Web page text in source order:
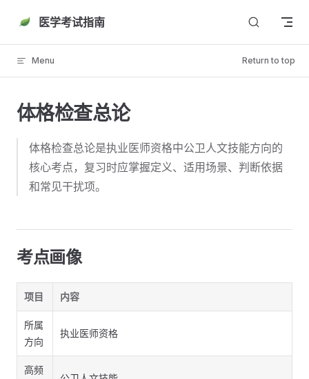
Skip to content
医学考试指南
Menu Return to top
体格检查总论
体格检查总论是执业医师资格中公卫人文技能方向的
核心考点，复习时应掌握定义、适用场景、判断依据
和常见干扰项。
考点画像
项目 内容
所属
方向
执业医师资格
高频